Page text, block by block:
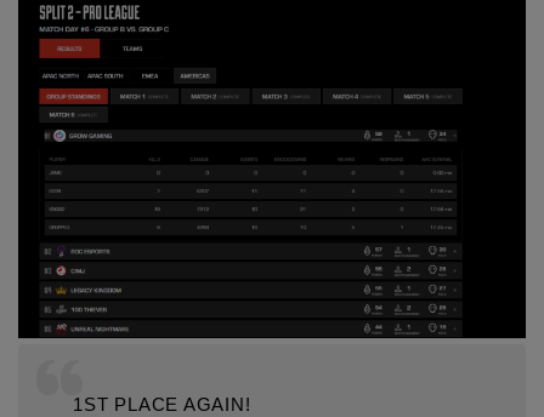
1ST PLACE AGAIN!